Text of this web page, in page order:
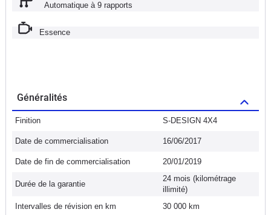
Automatique à 9 rapports
Essence
Généralités
Finition S-DESIGN 4X4
Date de commercialisation 16/06/2017
Date de fin de commercialisation 20/01/2019
Durée de la garantie
24 mois (kilométrage
illimité)
Intervalles de révision en km
30 000 km